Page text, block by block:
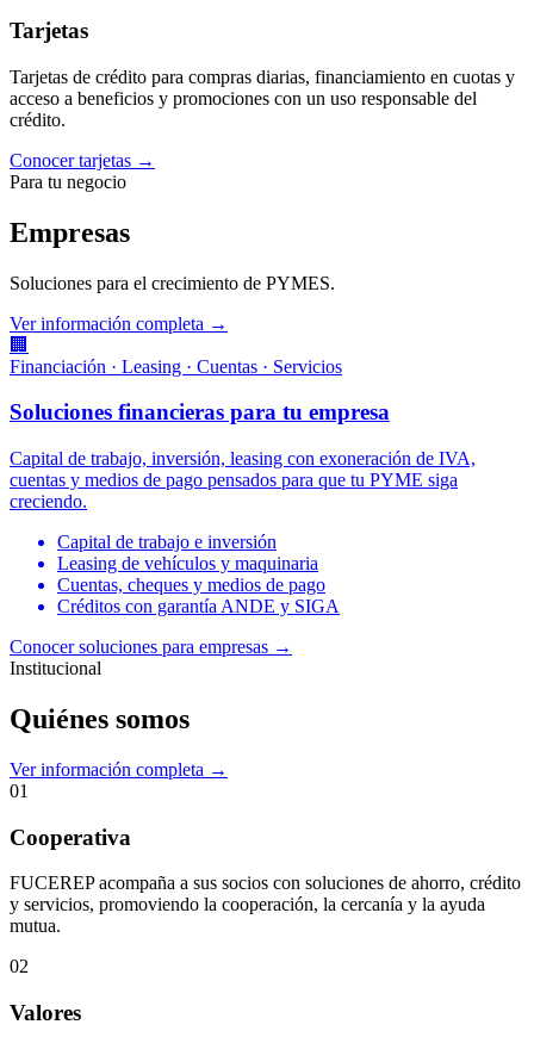
Tarjetas
Tarjetas de crédito para compras diarias, financiamiento en cuotas y
acceso a beneficios y promociones con un uso responsable del
crédito.
Conocer tarjetas →
Para tu negocio
Empresas
Soluciones para el crecimiento de PYMES.
Ver información completa →
🏢
Financiación · Leasing · Cuentas · Servicios
Soluciones financieras para tu empresa
Capital de trabajo, inversión, leasing con exoneración de IVA,
cuentas y medios de pago pensados para que tu PYME siga
creciendo.
Capital de trabajo e inversión
Leasing de vehículos y maquinaria
Cuentas, cheques y medios de pago
Créditos con garantía ANDE y SIGA
Conocer soluciones para empresas →
Institucional
Quiénes somos
Ver información completa →
01
Cooperativa
FUCEREP acompaña a sus socios con soluciones de ahorro, crédito
y servicios, promoviendo la cooperación, la cercanía y la ayuda
mutua.
02
Valores